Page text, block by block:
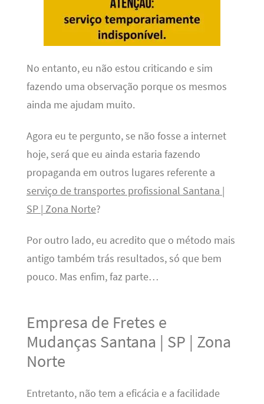
No entanto, eu não estou criticando e sim
fazendo uma observação porque os mesmos
ainda me ajudam muito.
Agora eu te pergunto, se não fosse a internet
hoje, será que eu ainda estaria fazendo
propaganda em outros lugares referente a
serviço de transportes profissional Santana |
SP | Zona Norte?
Por outro lado, eu acredito que o método mais
antigo também trás resultados, só que bem
pouco. Mas enfim, faz parte…
Empresa de Fretes e
Mudanças Santana | SP | Zona
Norte
Entretanto, não tem a eficácia e a facilidade